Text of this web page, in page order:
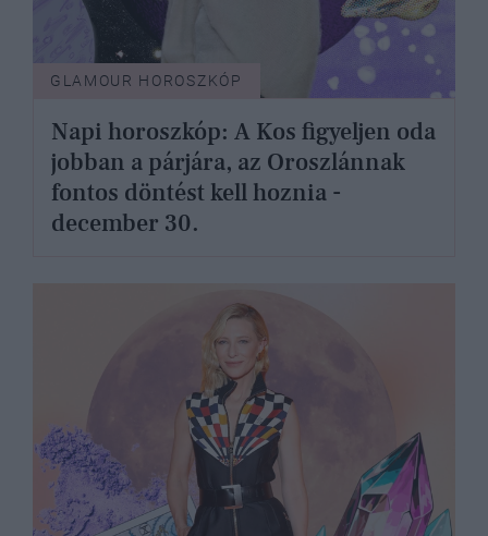
GLAMOUR HOROSZKÓP
Napi horoszkóp: A Kos figyeljen oda
jobban a párjára, az Oroszlánnak
fontos döntést kell hoznia -
december 30.